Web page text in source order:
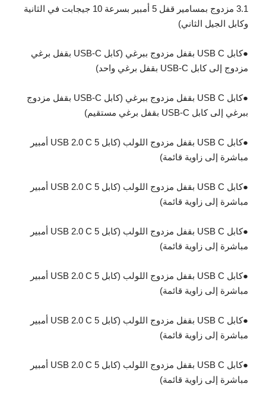
3.1 مزدوج بمسامير قفل 5 أمبير بسرعة 10 جيجابت في الثانية
وكابل الجيل الثاني)
●
كابل USB C بقفل مزدوج ببرغي (كابل USB-C بقفل برغي
مزدوج إلى كابل USB-C بقفل برغي واحد)
●
كابل USB C بقفل مزدوج ببرغي (كابل USB-C بقفل مزدوج
ببرغي إلى كابل USB-C بقفل برغي مستقيم)
●
كابل USB C بقفل مزدوج اللولب (كابل USB 2.0 C 5 أمبير
مباشرة إلى زاوية قائمة)
●
كابل USB C بقفل مزدوج اللولب (كابل USB 2.0 C 5 أمبير
مباشرة إلى زاوية قائمة)
●
كابل USB C بقفل مزدوج اللولب (كابل USB 2.0 C 5 أمبير
مباشرة إلى زاوية قائمة)
●
كابل USB C بقفل مزدوج اللولب (كابل USB 2.0 C 5 أمبير
مباشرة إلى زاوية قائمة)
●
كابل USB C بقفل مزدوج اللولب (كابل USB 2.0 C 5 أمبير
مباشرة إلى زاوية قائمة)
●
كابل USB C بقفل مزدوج اللولب (كابل USB 2.0 C 5 أمبير
مباشرة إلى زاوية قائمة)